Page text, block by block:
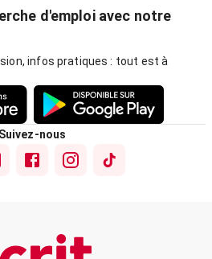
d'emploi avec notre
infos pratiques : tout est à
Suivez-nous